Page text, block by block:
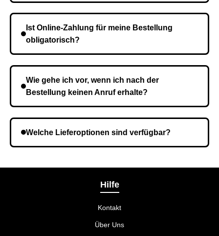
Kurierdienst und die Zeit hängt davon ab.
Ist Online-Zahlung für meine Bestellung
obligatorisch?
Wie gehe ich vor, wenn ich nach der
Bestellung keinen Anruf erhalte?
und wiederholen Sie gegebenenfalls die Bestellung.
Welche Lieferoptionen sind verfügbar?
Liefermethode wählen, die am besten zu Ihnen
Hilfe
Kontakt
Über Uns